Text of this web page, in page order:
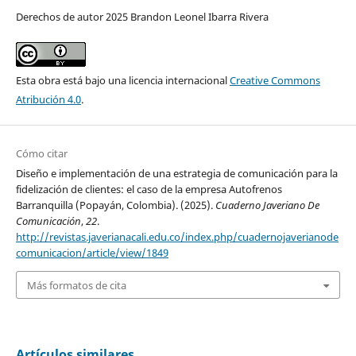
Derechos de autor 2025 Brandon Leonel Ibarra Rivera
Esta obra está bajo una licencia internacionalCreative Commons
Atribución 4.0.
Cómo citar
Diseño e implementación de una estrategia de comunicación para la
fidelización de clientes: el caso de la empresa Autofrenos
Barranquilla (Popayán, Colombia). (2025). Cuaderno Javeriano De
Comunicación,22.
http://revistas.javerianacali.edu.co/index.php/cuadernojaverianode
comunicacion/article/view/1849
Más formatos de cita